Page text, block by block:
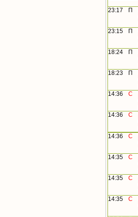
23:17 П
23:15
П
18:24
П
18:23
П
14:36
С
14:36
С
14:36
С
14:35
С
14:35
С
14:35
С